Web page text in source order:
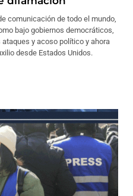
comunicación de todo el mundo,
bajo gobiernos democráticos,
y acoso político y ahora
desde Estados Unidos.